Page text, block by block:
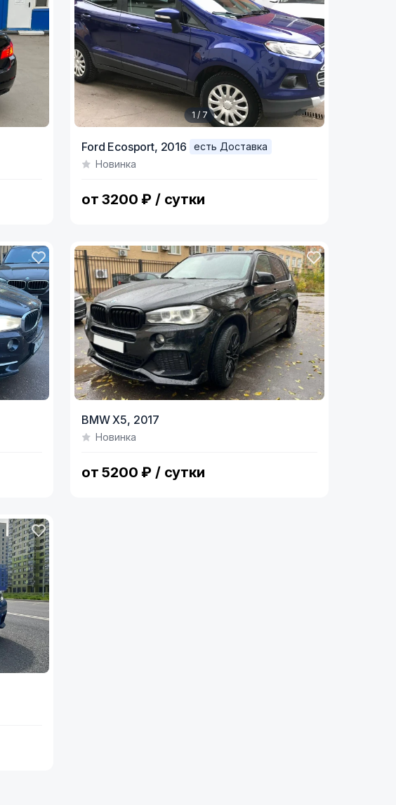
of
1 / 7
Ford Ecosport, 2016
есть Доставка
Новинка
от 3200 ₽ / сутки
BMW X5, 2017
Новинка
от 5200 ₽ / сутки